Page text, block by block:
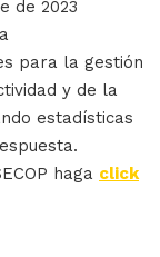
de 2023
para la gestión
y de la
estadísticas
haga click